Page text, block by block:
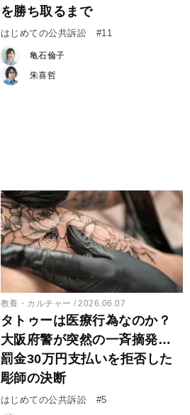
を勝ち取るまで
はじめての公共訴訟 #11
亀石倫子
朱喜哲
教養・カルチャー 2026.06.07
タトゥーは医療行為なのか？
大阪府警が突然の一斉摘発…
罰金30万円支払いを拒否した
彫師の決断
はじめての公共訴訟 #5